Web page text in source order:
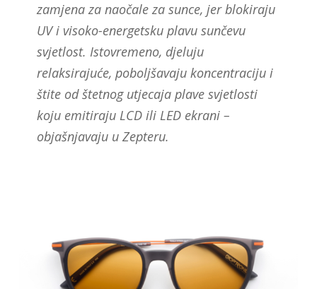
zamjena za naočale za sunce, jer blokiraju
UV i visoko-energetsku plavu sunčevu
svjetlost. Istovremeno, djeluju
relaksirajuće, poboljšavaju koncentraciju i
štite od štetnog utjecaja plave svjetlosti
koju emitiraju LCD ili LED ekrani –
objašnjavaju u Zepteru.